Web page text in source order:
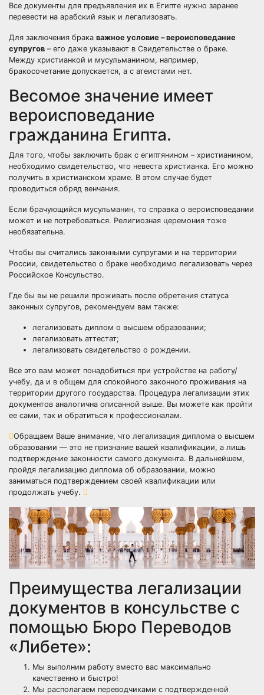
Все документы для предъявления их в Египте нужно заранее
перевести на арабский язык и легализовать.
Для заключения брака важное условие – вероисповедание
супругов – его даже указывают в Свидетельстве о браке.
Между христианкой и мусульманином, например,
бракосочетание допускается, а с атеистами нет.
Весомое значение имеет
вероисповедание
гражданина Египта.
Для того, чтобы заключить брак с египтянином – христианином,
необходимо свидетельство, что невеста христианка. Его можно
получить в христианском храме. В этом случае будет
проводиться обряд венчания.
Если брачующийся мусульманин, то справка о вероисповедании
может и не потребоваться. Религиозная церемония тоже
необязательна.
Чтобы вы считались законными супругами и на территории
России, свидетельство о браке необходимо легализовать через
Российское Консульство.
Где бы вы не решили проживать после обретения статуса
законных супругов, рекомендуем вам также:
легализовать диплом о высшем образовании;
легализовать аттестат;
легализовать свидетельство о рождении.
Все это вам может понадобиться при устройстве на работу/
учебу, да и в общем для спокойного законного проживания на
территории другого государства. Процедура легализации этих
документов аналогична описанной выше. Вы можете как пройти
ее сами, так и обратиться к профессионалам.
Обращаем Ваше внимание, что легализация диплома о высшем
образовании — это не признание вашей квалификации, а лишь
подтверждение законности самого документа. В дальнейшем,
пройдя легализацию диплома об образовании, можно
заниматься подтверждением своей квалификации или
продолжать учебу.
Преимущества легализации
документов в консульстве с
помощью Бюро Переводов
«Либете»:
Мы выполним работу вместо вас максимально
качественно и быстро!
Мы располагаем переводчиками с подтвержденной